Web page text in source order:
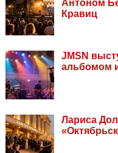
Антоном
Кравиц
JMSN
альбомом
Лариса